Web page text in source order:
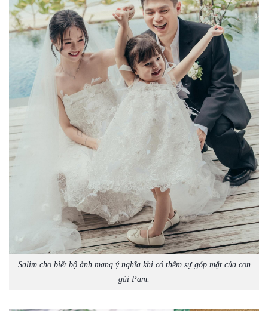
Salim cho biết bộ ảnh mang ý nghĩa khi có thêm sự góp mặt của con
gái Pam.